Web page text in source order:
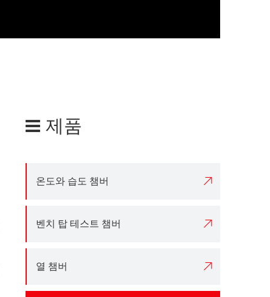
제품
온도와 습도 챔버 
벤치 탑 테스트 챔버 
열 챔버 